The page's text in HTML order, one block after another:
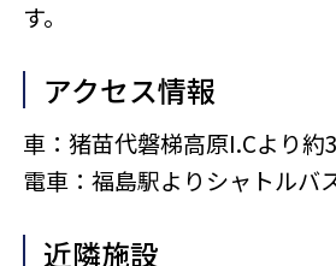
す。
アクセス情報
車：猪苗代磐梯高原I.Cより約
電車：福島駅よりシャトルバ
近隣施設